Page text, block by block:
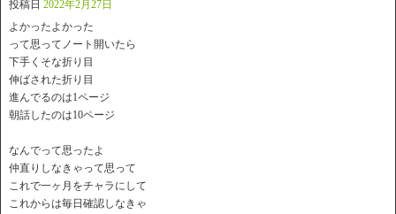
投稿日 2022年2月27日
よかったよかった
って思ってノート開いたら
下手くそな折り目
伸ばされた折り目
進んでるのは1ページ
朝話したのは10ページ
なんでって思ったよ
仲直りしなきゃって思って
これで一ヶ月をチャラにして
これからは毎日確認しなきゃ